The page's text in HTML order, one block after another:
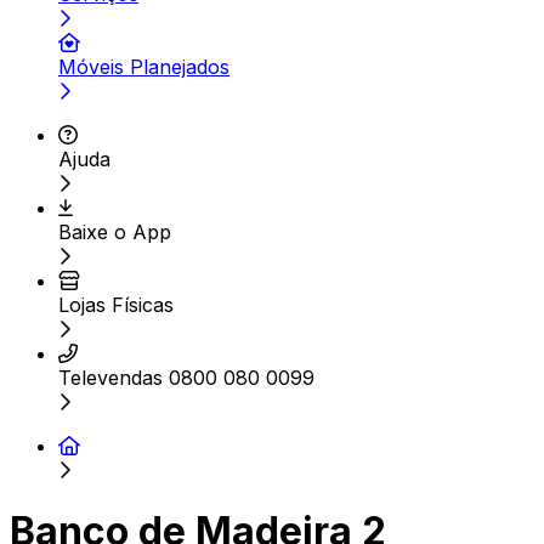
Móveis Planejados
Ajuda
Baixe o App
Lojas Físicas
Televendas 0800 080 0099
Banco de Madeira 2